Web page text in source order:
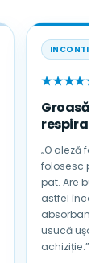
★★★★★
Groasă,
„O aleză
folosesc pentru
pat. Are
astfel încât nu se încinge
absorbantă și
usucă ușor. Sunt foarte mulțumită de
achiziție.”